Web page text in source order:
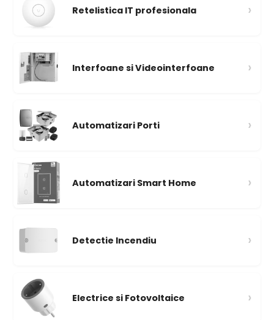
Retelistica IT profesionala ›
Interfoane si Videointerfoane ›
Automatizari Porti ›
Automatizari Smart Home ›
Detectie Incendiu ›
Electrice si Fotovoltaice ›